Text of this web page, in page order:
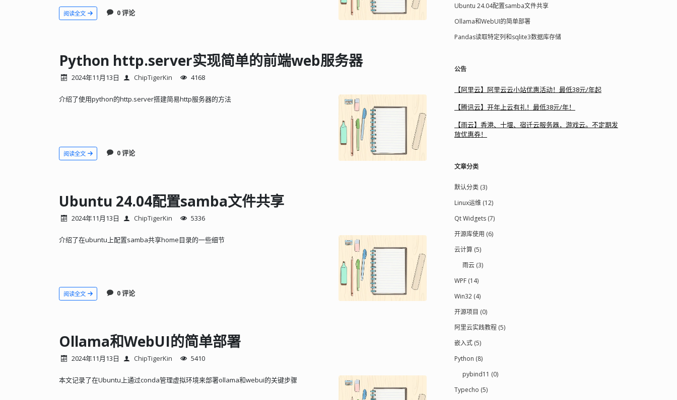
阅读全文 0 评论
Python http.server实现简单的前端web服务器
2024年11月13日 ChipTigerKin 4168
介绍了使用python的http.server搭建简易http服务器的方法
阅读全文 0 评论
Ubuntu 24.04配置samba文件共享
2024年11月13日 ChipTigerKin 5336
介绍了在ubuntu上配置samba共享home目录的一些细节
阅读全文 0 评论
Ollama和WebUI的简单部署
2024年11月13日 ChipTigerKin 5410
本文记录了在Ubuntu上通过conda管理虚拟环境来部署ollama和webui的关键步骤
Ubuntu 24.04配置samba文件共享
Ollama和WebUI的简单部署
Pandas读取特定列和sqlite3数据库存储
公告
【阿里云】阿里云云小站优惠活动！最低38元/年起
【腾讯云】开年上云有礼！最低38元/年！
【雨云】香港、十堰、宿迁云服务器，游戏云。不定期发
放优惠券！
文章分类
默认分类 (3)
Linux运维 (12)
Qt Widgets (7)
开源库使用 (6)
云计算 (5)
雨云 (3)
WPF (14)
Win32 (4)
开源项目 (0)
阿里云实践教程 (5)
嵌入式 (5)
Python (8)
pybind11 (0)
Typecho (5)